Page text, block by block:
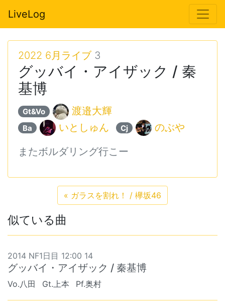
LiveLog
2022 6月ライブ3
グッバイ・アイザック / 秦
基博
Gt&Vo 渡邉大輝
Ba いとしゅん Cj のぶや
またボルダリング行こー
« ガラスを割れ！ / 欅坂46
似ている曲
2014 NF1日目 12:00 14
グッバイ・アイザック / 秦基博
Vo.八田 Gt.上本 Pf.奥村